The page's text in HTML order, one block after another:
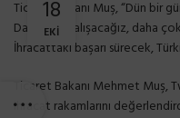
18
EKI
Ticaret Bakanı Muş, “Dün bir
Daha çok çalışacağız, daha
İhracattaki başarı sürecek,
Ticaret Bakanı Mehmet Muş,
ihracat rakamlarını